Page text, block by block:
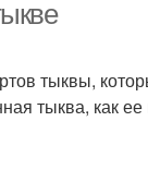
тыквы,
тыква, как